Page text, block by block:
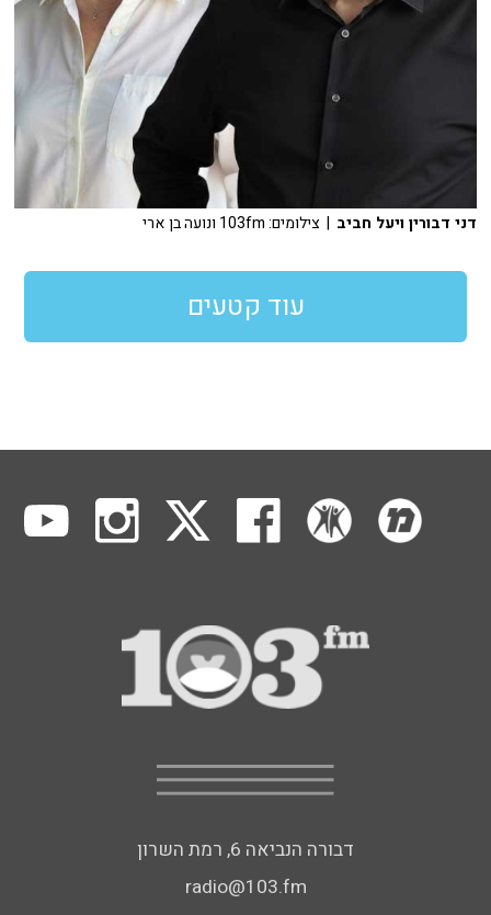
דני דבורין ויעל חביב | צילומים: 103fm ונועה בן ארי
עוד קטעים
דבורה הנביאה 6, רמת השרון
radio@103.fm